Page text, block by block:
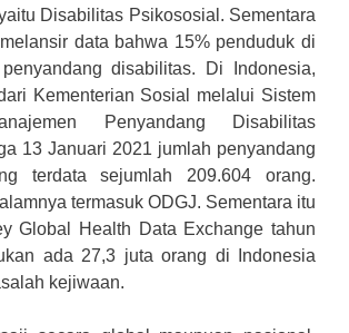
Disabilitas Psikososial. Sementara
data bahwa 15% penduduk di
disabilitas. Di Indonesia,
Kementerian Sosial melalui Sistem
Penyandang Disabilitas
13 Januari 2021 jumlah penyandang
terdata sejumlah 209.604 orang.
termasuk ODGJ. Sementara itu
Global Health Data Exchange tahun
ada 27,3 juta orang di Indonesia
kejiwaan.